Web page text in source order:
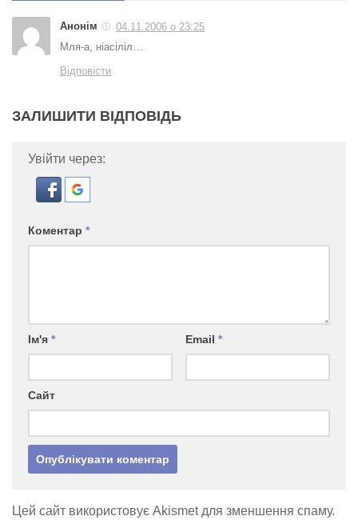
Анонім
04.11.2006 о 23:25
Мля-а, ніасіліл…
Відповісти
ЗАЛИШИТИ ВІДПОВІДЬ
Увійти через:
Коментар *
Ім'я * Email *
Сайт
Цей сайт використовує Akismet для зменшення спаму.